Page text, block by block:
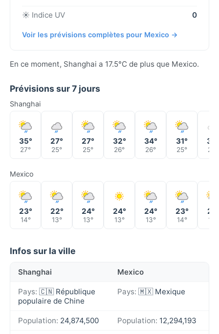
☀️ Indice UV 0
Voir les prévisions complètes pour Mexico →
En ce moment, Shanghai a 17.5°C de plus que Mexico.
Prévisions sur 7 jours
Shanghai
35°
27°
27°
25°
27°
25°
32°
26°
34°
26°
31°
25° 23°
Mexico
23°
14°
22°
13°
24°
13°
24°
13°
24°
13°
23°
14°
21°
13°
Infos sur la ville
Shanghai Mexico
Pays: 🇨🇳 République
populaire de Chine
Pays: 🇲🇽 Mexique
Population: 24,874,500 Population: 12,294,193